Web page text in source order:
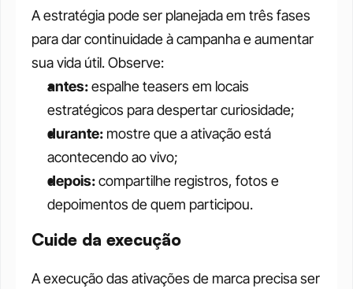
A estratégia pode ser planejada em três fases
para dar continuidade à campanha e aumentar
sua vida útil. Observe:
antes: espalhe teasers em locais
estratégicos para despertar curiosidade;
durante: mostre que a ativação está
acontecendo ao vivo;
depois: compartilhe registros, fotos e
depoimentos de quem participou.
Cuide da execução
A execução das ativações de marca precisa ser